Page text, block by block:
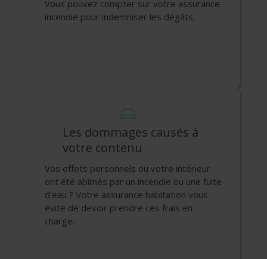
Vous pouvez compter sur votre assurance
incendie pour indemniser les dégâts.
Les dommages causés à
votre contenu
Vos effets personnels ou votre intérieur
ont été abîmés par un incendie ou une fuite
d'eau ? Votre assurance habitation vous
évite de devoir prendre ces frais en
charge.